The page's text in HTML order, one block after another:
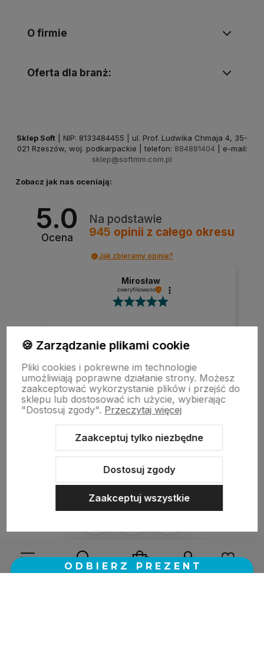
O firmie
Oferta dla branż:
Sklep Soft | NIP: 8133484455 | ul. Prof. Ludwika Chmaja 4, 35-
021 Rzeszów, woj. podkarpackie | telefon: 884881404 | e-mail:
sklep@softmm.com.pl
Zobacz jak nas oceniają:
5.0
Ocena
Na podstawie
945 opinii z całego okresu
Jak zbieramy opinie?
Mirosław
zweryfikowano
Szybka realizacja zamówienia.
w tym miesiącu
zebranych i zweryfikowanych przez
Sklep internetowy Shoper.pl Szablon Shoper Modern 3.0™
GrowCommerce
🍪 Zarządzanie plikami cookie
Pliki cookies i pokrewne im technologie
umożliwiają poprawne działanie strony. Możesz
zaakceptować wykorzystanie plików i przejść do
sklepu lub dostosować ich użycie, wybierając
"Dostosuj zgody". Przeczytaj więcej
Zaakceptuj tylko niezbędne
Dostosuj zgody
Zaakceptuj wszystkie